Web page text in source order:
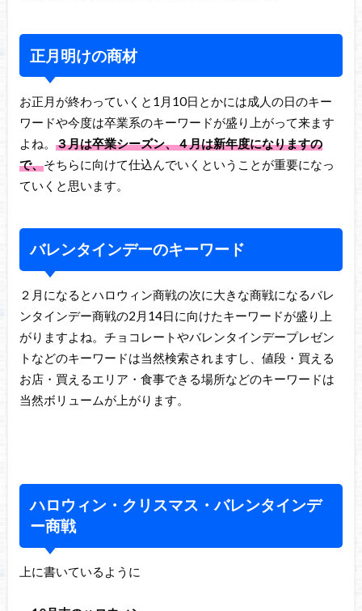
正月明けの商材
お正月が終わっていくと1月10日とかには成人の日のキー
ワードや今度は卒業系のキーワードが盛り上がって来ます
よね。 ３月は卒業シーズン、４月は新年度になりますの
で、そちらに向けて仕込んでいくということが重要になっ
ていくと思います。
バレンタインデーのキーワード
２月になるとハロウィン商戦の次に大きな商戦になるバレ
ンタインデー商戦の2月14日に向けたキーワードが盛り上
がりますよね。チョコレートやバレンタインデープレゼン
トなどのキーワードは当然検索されますし、値段・買える
お店・買えるエリア・食事できる場所などのキーワードは
当然ボリュームが上がります。
ハロウィン・クリスマス・バレンタインデ
ー商戦
上に書いているように